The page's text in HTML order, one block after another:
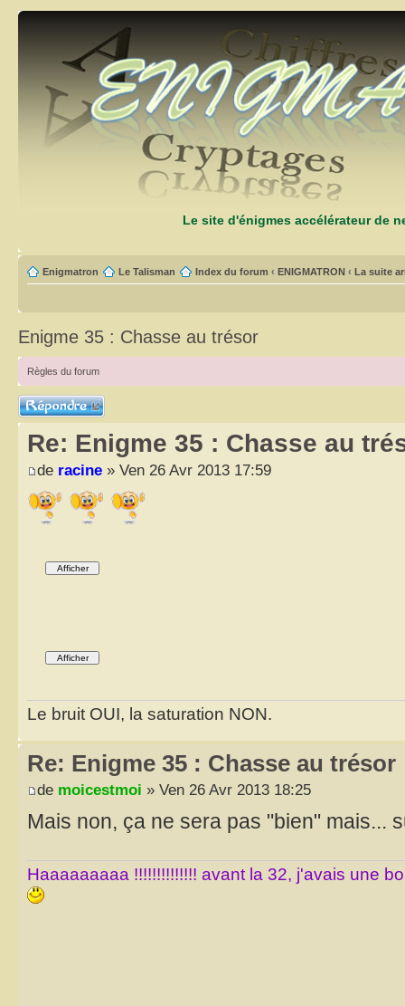
Le site d'énigmes accélérateur de
Enigmatron Le Talisman Index du forum ‹ ENIGMATRON ‹ La suite
Enigme 35 : Chasse au trésor
Règles du forum
Répondre
Re: Enigme 35 : Chasse au
de racine » Ven 26 Avr 2013 17:59
Le bruit OUI, la saturation NON.
Re: Enigme 35 : Chasse au trésor
de moicestmoi » Ven 26 Avr 2013 18:25
Mais non, ça ne sera pas "bien" mais...
Haaaaaaaaa !!!!!!!!!!!!!! avant la 32, j'avais une